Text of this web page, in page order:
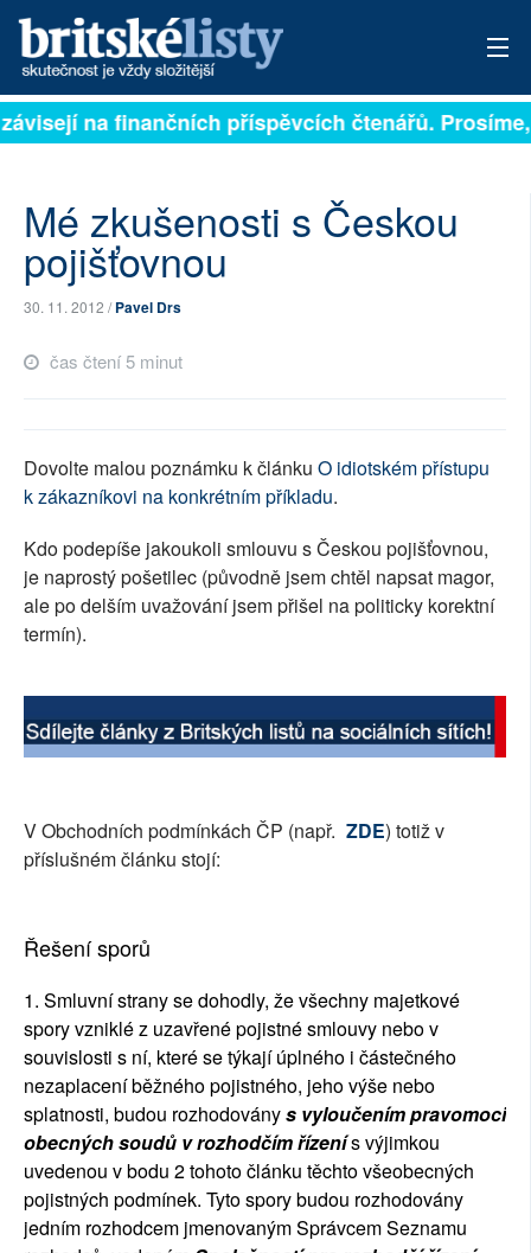
PŘIHLÁSIT
ARCHIV
ROZHOVORY
PŘÍSPĚVKY NA PROVOZ
SOCIÁLNÍ SÍTĚ
RUBRIKY
na finančních příspěvcích čtenářů. Prosíme,
Mé zkušenosti s Českou
pojišťovnou
30. 11. 2012 /Pavel Drs
čas čtení 5 minut
Dovolte malou poznámku k článku O idiotském přístupu
k zákazníkovi na konkrétním příkladu.
Kdo podepíše jakoukoli smlouvu s Českou pojišťovnou,
je naprostý pošetilec (původně jsem chtěl napsat magor,
ale po delším uvažování jsem přišel na politicky korektní
termín).
V Obchodních podmínkách ČP (např. ZDE) totiž v
příslušném článku stojí:
Řešení sporů
1. Smluvní strany se dohodly, že všechny majetkové
spory vzniklé z uzavřené pojistné smlouvy nebo v
souvislosti s ní, které se týkají úplného i částečného
nezaplacení běžného pojistného, jeho výše nebo
splatnosti, budou rozhodoványs vyloučením pravomoci
obecných soudů v rozhodčím řízenís výjimkou
uvedenou v bodu 2 tohoto článku těchto všeobecných
pojistných podmínek. Tyto spory budou rozhodovány
jedním rozhodcem jmenovaným Správcem Seznamu